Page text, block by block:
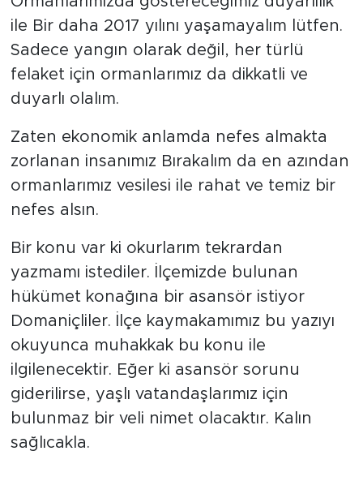
ile Bir daha 2017 yılını yaşamayalım lütfen.
Sadece yangın olarak değil, her türlü
felaket için ormanlarımız da dikkatli ve
duyarlı olalım.
Zaten ekonomik anlamda nefes almakta
zorlanan insanımız Bırakalım da en azından
ormanlarımız vesilesi ile rahat ve temiz bir
nefes alsın.
Bir konu var ki okurlarım tekrardan
yazmamı istediler. İlçemizde bulunan
hükümet konağına bir asansör istiyor
Domaniçliler. İlçe kaymakamımız bu yazıyı
okuyunca muhakkak bu konu ile
ilgilenecektir. Eğer ki asansör sorunu
giderilirse, yaşlı vatandaşlarımız için
bulunmaz bir veli nimet olacaktır. Kalın
sağlıcakla.